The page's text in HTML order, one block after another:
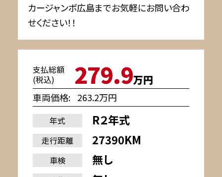
カージャンボ広島までお気軽にお問い合わ
せください！！
支払総額
(税込)
279.9万円
車両価格 263.2万円
年式 R２年式
走行距離 27390KM
車検 無し